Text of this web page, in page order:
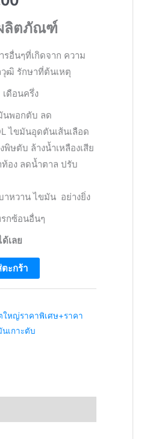
price
is:
฿8,000.00.
ลิตภัณฑ์
อื่นๆที่เกิดจาก ความ
วุฒิ รักษาที่ต้นเหตุ
ดือนครึ่ง
นพอกตับ ลด
ไขมันอุดตันเส้นเลือด
พิษตับ ล้างน้ำเหลืองเสีย
อง ลดน้ำตาล ปรับ
าหวาน ไขมัน อย่างยิ่ง
กซ้อนอื่นๆ
เลย
ะกร้า
ใหญ่ราคาพิเศษ+ราคา
เกาะตับ